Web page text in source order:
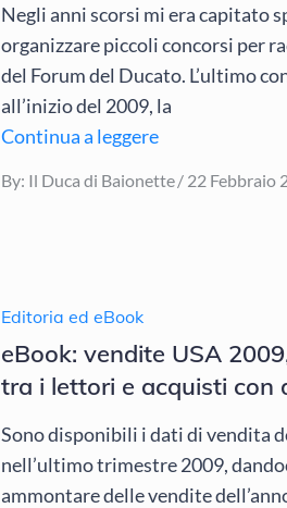
Negli anni scorsi mi era capitato
organizzare piccoli concorsi per
del Forum del Ducato. L’ultimo
all’inizio del 2009, la
Continua a leggere
By: Il Duca di Baionette
Posted
22 Febbraio
Editoria ed eBook
eBook: vendite USA
tra i lettori e acquisti con
Sono disponibili i dati di vendita
nell’ultimo trimestre 2009,
ammontare delle vendite